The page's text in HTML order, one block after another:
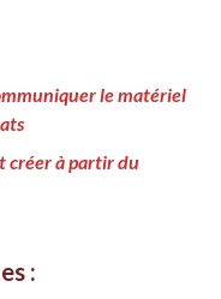
le matériel
créer à partir du
: